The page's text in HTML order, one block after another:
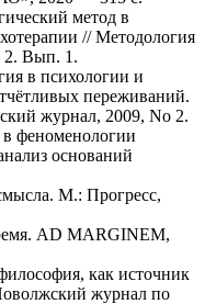
метод в
// Методология
2. Вып. 1.
в психологии и
переживаний.
журнал, 2009, No 2.
феноменологии
оснований
М.: Прогресс,
AD MARGINEM,
как источник
журнал по